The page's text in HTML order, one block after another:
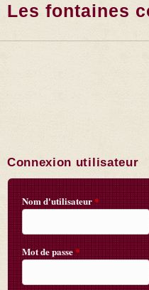
Les fontaines
Connexion utilisateur
Nom d'utilisateur*
Mot de passe*